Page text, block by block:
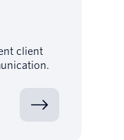
client